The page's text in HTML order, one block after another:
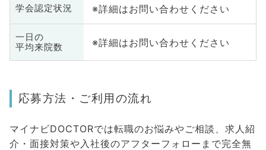
学会認定状況 ※詳細はお問い合わせください
一日の
平均来院数
※詳細はお問い合わせください
応募方法・ご利用の流れ
マイナビDOCTORでは転職のお悩みやご相談、求人紹
介・面接対策や入社後のアフターフォローまで完全無